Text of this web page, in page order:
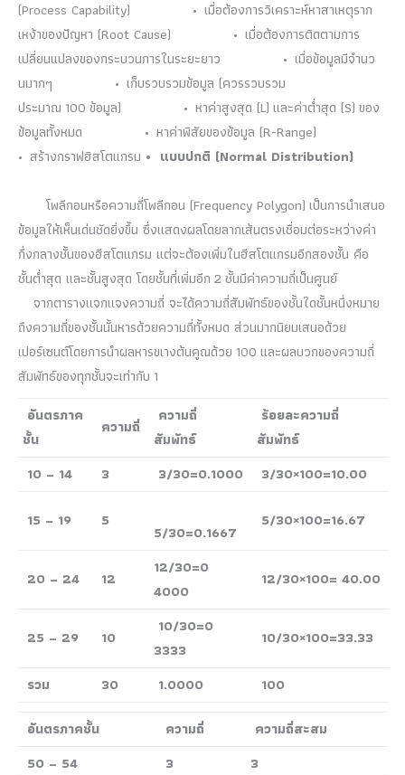
(Process Capability) • เมื่อต้องการวิเคราะห์หาสาเหตุราก
เหง้าของปัญหา (Root Cause) • เมื่อต้องการติดตามการ
เปลี่ยนแปลงของกระบวนการในระยะยาว • เมื่อข้อมูลมีจำนว
นมากๆ • เก็บรวบรวมข้อมูล (ควรรวบรวม
ประมาณ 100 ข้อมูล) • หาค่าสูงสุด (L) และค่าต่ำสุด (S) ของ
ข้อมูลทั้งหมด • หาค่าพิสัยของข้อมูล (R-Range)
• สร้างกราฟฮิสโตแกรม • แบบปกติ (Normal Distribution)
โพลีกอนหรือความถี่โพลีกอน (Frequency Polygon) เป็นการนำเสนอ
ข้อมูลให้เห็นเด่นชัดยิ่งขึ้น ซึ่งแสดงผลโดยลากเส้นตรงเชื่อมต่อระหว่างค่า
กึ่งกลางชั้นของฮีสโตแกรม แต่จะต้องเพิ่มในฮีสโตแกรมอีกสองชั้น คือ
ชั้นต่ำสุด และชั้นสูงสุด โดยชั้นที่เพิ่มอีก 2 ชั้นมีค่าความถี่เป็นศูนย์
จากตารางแจกแจงความถี่ จะได้ความถี่สัมพัทธ์ของชั้นใดชั้นหนึ่งหมาย
ถึงความถี่ของชั้นนั้นหารด้วยความถี่ทั้งหมด ส่วนมากนิยมเสนอด้วย
เปอร์เซนต์โดยการนำผลหารขเางต้นคูณด้วย 100 และผลบวกของความถี่
สัมพัทธ์ของทุกชั้นจะเท่ากับ 1
อันตรภาค
ชั้น
ความถี่
ความถี่
สัมพัทธ์
ร้อยละความถี่
สัมพัทธ์
10 – 14
3 3/30=0.1000 3/30×100=10.00
15 – 19 5
5/30=0.1667
5/30×100=16.67
20 – 24 12
12/30=0
4000
12/30×100= 40.00
25 – 29 10
10/30=0
3333
10/30×100=33.33
รวม 30 1.0000 100
อันตรภาคชั้น ความถี่
ความถี่สะสม
50 – 54
3
3